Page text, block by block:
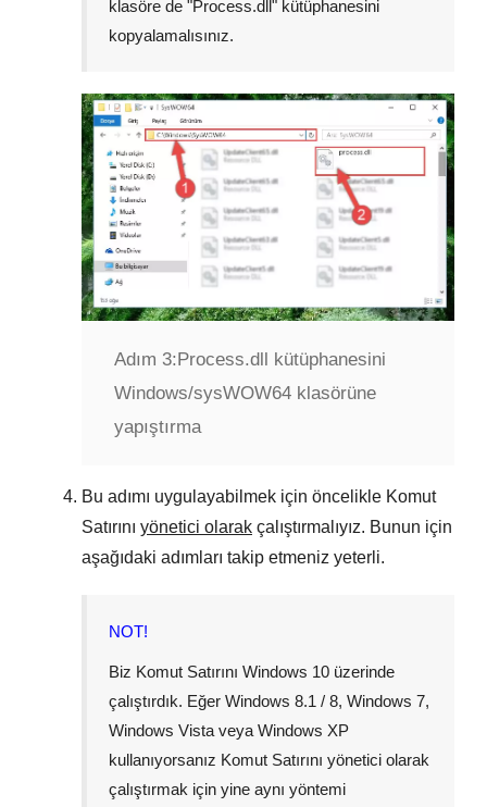
klasöre de "Process.dll" kütüphanesini
kopyalamalısınız.
Adım 3:Process.dll kütüphanesini
Windows/sysWOW64 klasörüne
yapıştırma
Bu adımı uygulayabilmek için öncelikle Komut
Satırını yönetici olarak çalıştırmalıyız. Bunun için
aşağıdaki adımları takip etmeniz yeterli.
NOT!
Biz Komut Satırını Windows 10 üzerinde
çalıştırdık. Eğer Windows 8.1 / 8, Windows 7,
Windows Vista veya Windows XP
kullanıyorsanız Komut Satırını yönetici olarak
çalıştırmak için yine aynı yöntemi